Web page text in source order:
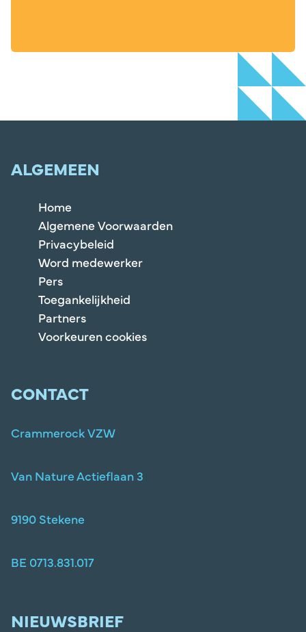
ALGEMEEN
Home
Algemene Voorwaarden
Privacybeleid
Word medewerker
Pers
Toegankelijkheid
Partners
Voorkeuren cookies
CONTACT
Crammerock VZW
Van Nature Actieflaan 3
9190 Stekene
BE 0713.831.017
NIEUWSBRIEF